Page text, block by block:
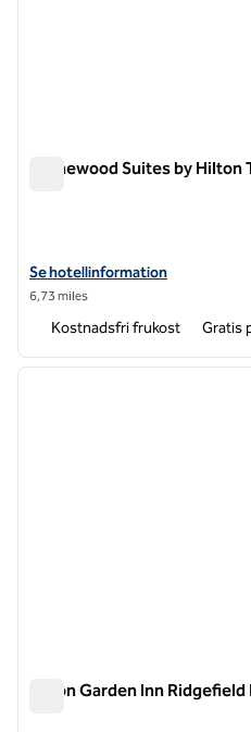
Homewood Suites by
Visa hotelluppgifter för
Se hotellinformation
6,73 miles
Kostnadsfri frukost Gratis
1 av 12
Hilton Garden Inn Ridgefield